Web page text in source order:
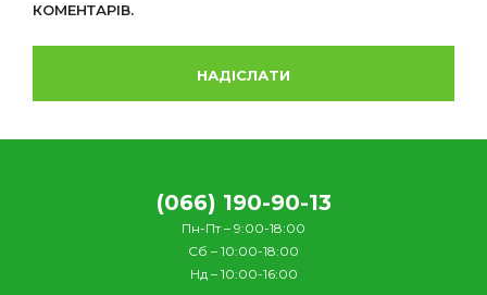
КОМЕНТАРІВ.
(066) 190-90-13
Пн-Пт – 9:00-18:00
Сб – 10:00-18:00
Нд – 10:00-16:00